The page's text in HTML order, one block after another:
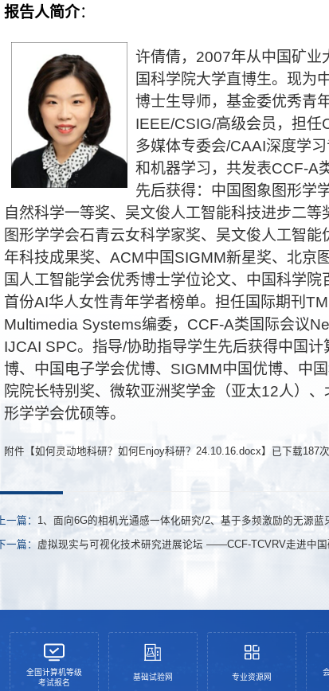
报告人简介：
许倩倩， 2007年从中国矿业
国科学院大学直博生。现为
博士生导师，基金委优秀青
IEEE/CSIG/高级会员，担任
多媒体专委会/CAAI深度学
和机器学习，共发表CCF-A
先后获得：中国图象图形学
自然科学一等奖、吴文俊人工智能科技进步二
图形学学会石青云女科学家奖、吴文俊人工智
年科技成果奖、 ACM中国SIGMM新星奖、北京
国人工智能学会优秀博士学位论文、中国科学
首份AI华人女性青年学者榜单。担任国际期刊
Multimedia Systems编委， CCF-A类国际会议
IJCAI SPC。指导/协助指导学生先后获得中国
博、中国电子学会优博、 SIGMM中国优博、中
院院长特别奖、微软亚洲奖学金（亚太12人）、
形学学会优硕等。
附件【如何灵动地科研？如何Enjoy科研？24.10.16.docx】已下载187次
上一篇： 1、面向6G的相机光通感一体化研究/2、基于多频激励的无源蓝
下一篇： 虚拟现实与可视化技术研究进展论坛 ——CCF-TCVRV走进中国
全国计算机等级
考试报名
基础试验网 专业资源网